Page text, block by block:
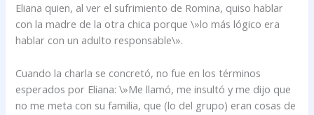
Eliana quien, al ver el sufrimiento de Romina, quiso hablar
con la madre de la otra chica porque \»lo más lógico era
hablar con un adulto responsable\».
Cuando la charla se concretó, no fue en los términos
esperados por Eliana: \»Me llamó, me insultó y me dijo que
no me meta con su familia, que (lo del grupo) eran cosas de